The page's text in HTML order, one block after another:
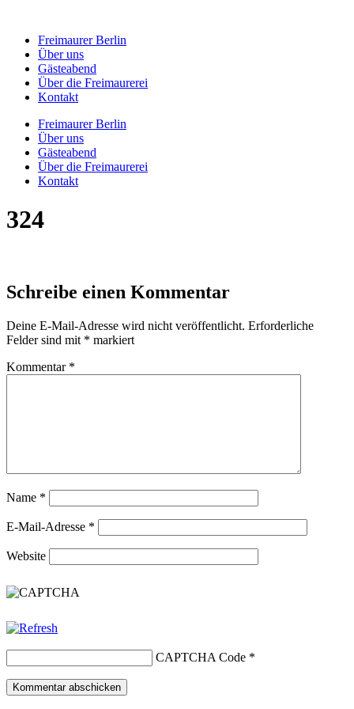
springenFreimaurer Berlin
Über uns
Gästeabend
Über die Freimaurerei
Kontakt
Freimaurer Berlin
Über uns
Gästeabend
Über die Freimaurerei
Kontakt
324
Schreibe einen Kommentar
Deine E-Mail-Adresse wird nicht veröffentlicht. Erforderliche
Felder sind mit * markiert
Kommentar *
Name *
E-Mail-Adresse *
Website
CAPTCHA Code *